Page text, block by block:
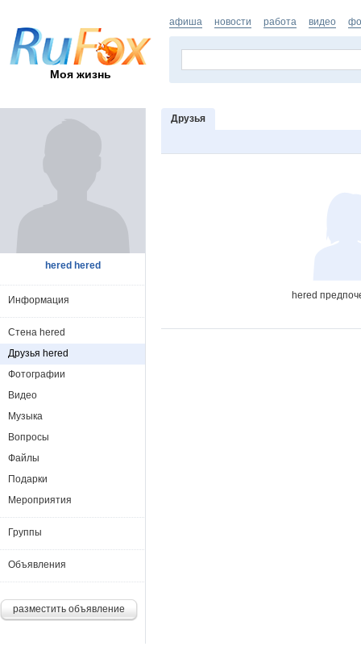
Моя жизнь
афиша новости работа видео
Друзья
hered
hered hered
Информация
Стена hered
Друзья hered
Фотографии
Видео
Музыка
Вопросы
Файлы
Подарки
Мероприятия
Группы
Объявления
разместить объявление